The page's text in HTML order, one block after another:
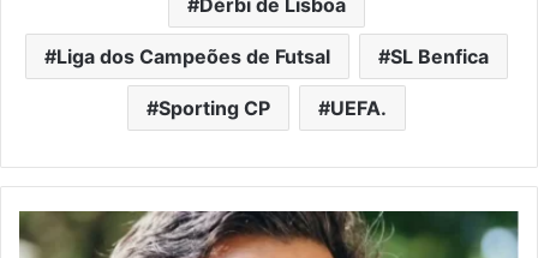
Liga dos Campeões de Futsal SL Benfica
Sporting CP UEFA.